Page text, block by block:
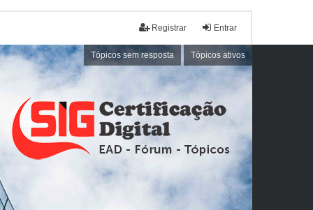
Entrar
Registrar
Tópicos sem resposta Tópicos ativos